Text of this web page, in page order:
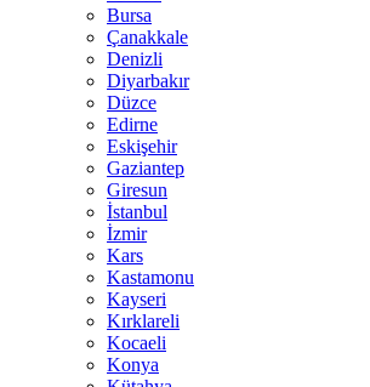
Bursa
Çanakkale
Denizli
Diyarbakır
Düzce
Edirne
Eskişehir
Gaziantep
Giresun
İstanbul
İzmir
Kars
Kastamonu
Kayseri
Kırklareli
Kocaeli
Konya